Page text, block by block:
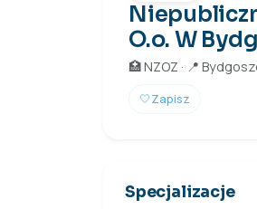
O.o. W
🏥 NZOZ · 📍
🤍Zapisz
Specjalizacje